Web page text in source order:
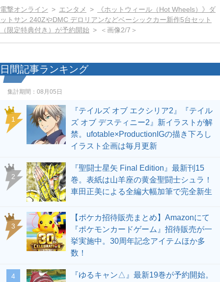
電撃オンライン エンタメ
《ホットウィール（Hot Wheels）》ダ
ットサン 240ZやDMC デロリアンなどベーシックカー新作5台セット
（限定特典付き）が予約開始
＜画像2/7＞
日間記事ランキング
集計期間： 08月05日
1
『テイルズ オブ エクシリア2』『テイル
ズ オブ デスティニー2』新イラストが解
禁。ufotable×ProductionIGの描き下ろし
イラスト企画は毎月更新
2
『聖闘士星矢 Final Edition』最新刊15
巻。表紙は山羊座の黄金聖闘士シュラ！
車田正美による全編大幅加筆で完全新生
3
【ポケカ招待販売まとめ】Amazonにて
『ポケモンカードゲーム』招待販売が一
挙実施中。30周年記念アイテムほか多
数！
4 『ゆるキャン△』最新19巻が予約開始。